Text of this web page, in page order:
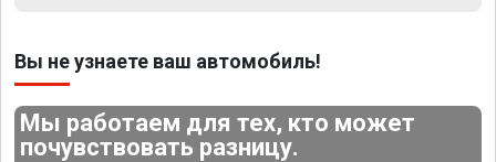
Вы не узнаете ваш автомобиль!
Мы работаем для тех, кто может
почувствовать разницу.